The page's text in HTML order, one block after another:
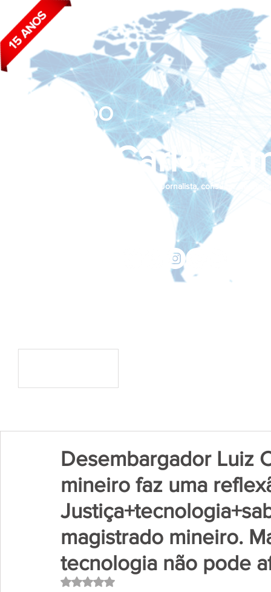
João Carlos
BLOG DO
Jornalista, consultor de
Desembargador Luiz
mineiro faz uma
magistrado mineiro.
tecnologia não pode
Avaliado com NaN de 5 estrelas.